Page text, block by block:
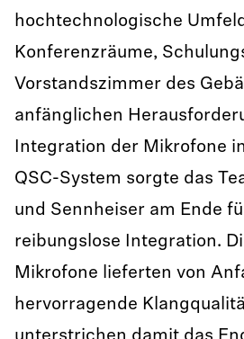
hochtechnologische
Konferenzräume,
Vorstandszimmer des
anfänglichen
Integration der Mikrofone
QSC-System sorgte das
und Sennheiser am Ende
reibungslose Integration.
Mikrofone lieferten von
hervorragende